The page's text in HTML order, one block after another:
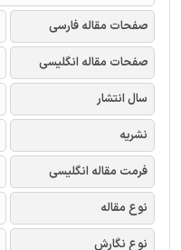
صفحات مقاله فارسی
صفحات مقاله انگلیسی
سال انتشار
نشریه
فرمت مقاله انگلیسی
نوع مقاله
نوع نگارش